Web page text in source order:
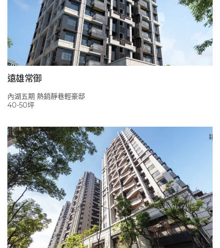
遠雄常御
內湖五期 熱銷靜巷輕豪邸‎
40-50坪